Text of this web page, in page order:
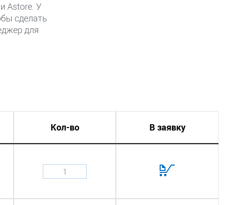
Astore. У
сделать
для
Кол-во В заявку